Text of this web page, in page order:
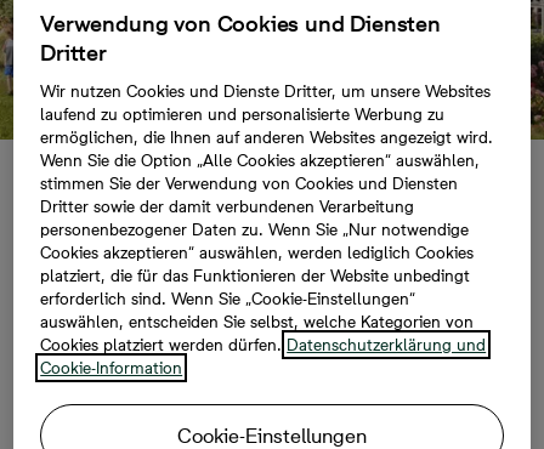
Uetersen: Bonava
lädt auf die Baustelle
Rosenredder ein und
startet Sparedition
Verwendung von Cookies und Diensten
Dritter
Wir nutzen Cookies und Dienste Dritter, um unsere Websites
laufend zu optimieren und personalisierte Werbung zu
ermöglichen, die Ihnen auf anderen Websites angezeigt wird.
Wenn Sie die Option „Alle Cookies akzeptieren“ auswählen,
stimmen Sie der Verwendung von Cookies und Diensten
Dritter sowie der damit verbundenen Verarbeitung
personenbezogener Daten zu. Wenn Sie „Nur notwendige
Cookies akzeptieren“ auswählen, werden lediglich Cookies
platziert, die für das Funktionieren der Website unbedingt
erforderlich sind. Wenn Sie „Cookie-Einstellungen“
auswählen, entscheiden Sie selbst, welche Kategorien von
Cookies platziert werden dürfen. Datenschutzerklärung und
Cookie-Information
Cookie-Einstellungen